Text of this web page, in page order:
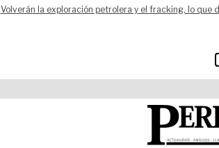
Volverán la exploración petrolera y el fracking, lo que